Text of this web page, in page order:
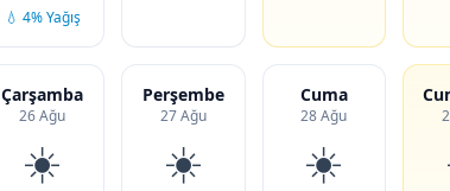
💧 4% Yağış
Çarşamba
26 Ağu
☀️
Perşembe
27 Ağu
☀️
Cuma
28 Ağu
☀️